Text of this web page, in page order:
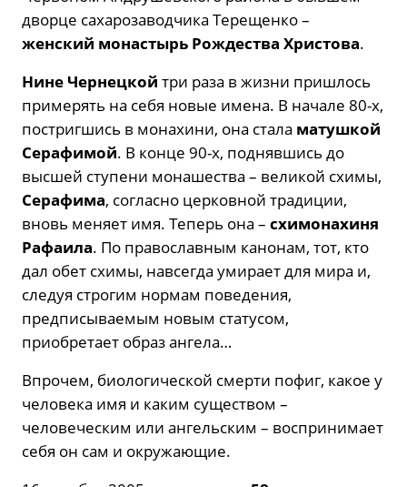
дворце сахарозаводчика Терещенко –
женский монастырь Рождества Христова.
Нине Чернецкой три раза в жизни пришлось
примерять на себя новые имена. В начале 80-х,
постригшись в монахини, она стала матушкой
Серафимой. В конце 90-х, поднявшись до
высшей ступени монашества – великой схимы,
Серафима, согласно церковной традиции,
вновь меняет имя. Теперь она – схимонахиня
Рафаила. По православным канонам, тот, кто
дал обет схимы, навсегда умирает для мира и,
следуя строгим нормам поведения,
предписываемым новым статусом,
приобретает образ ангела…
Впрочем, биологической смерти пофиг, какое у
человека имя и каким существом –
человеческим или ангельским – воспринимает
себя он сам и окружающие.